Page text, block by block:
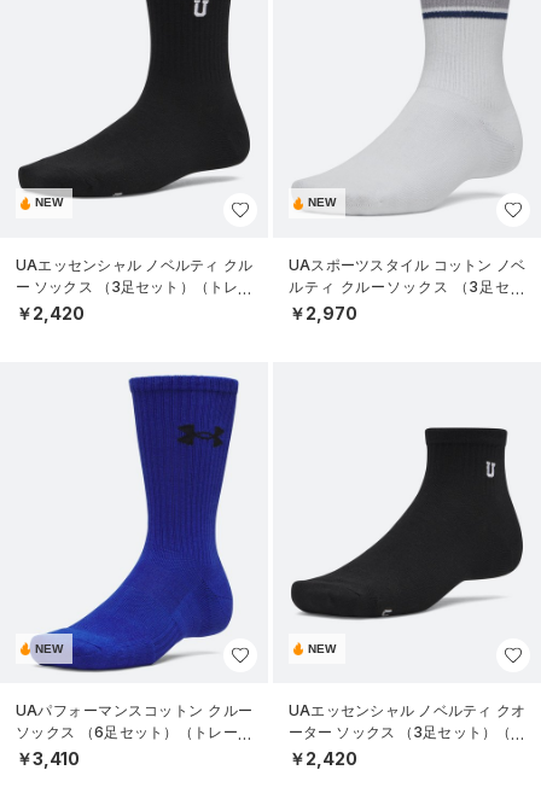
NEW
UAエッセンシャル ノベルティ クル
ー ソックス （3足セット）（トレー
ニング/WOMEN）
￥2,420
NEW
UAスポーツスタイル コットン ノベ
ルティ クルーソックス （3足セッ
ト）（トレーニング/UNISEX）
￥2,970
NEW
UAパフォーマンスコットン クルー
ソックス （6足セット）（トレーニ
ング/UNISEX）
￥3,410
NEW
UAエッセンシャル ノベルティ クオ
ーター ソックス （3足セット）（ラ
イフスタイル/UNISEX）
￥2,420